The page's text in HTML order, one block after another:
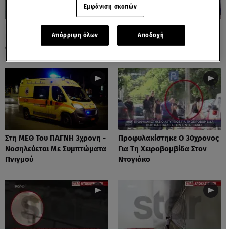
Πόρτο Ράφτη: Bίντεο
Ντοκουμέντο Από Το
Θανατηφόρο Τροχαίο
Πάρος: Τα Διάσπαρτα Φυτίλια
Στο Νησί - Αυτοσχέδιες
Χωματερές
Στη ΜΕΘ Του ΠΑΓΝΗ 3χρονη -
Νοσηλεύεται Με Συμπτώματα
Πνιγμού
Προφυλακίστηκε Ο 30χρονος
Για Τη Χειροβομβίδα Στον
Ντογιάκο
Εμφάνιση σκοπών
Απόρριψη όλων Αποδοχή